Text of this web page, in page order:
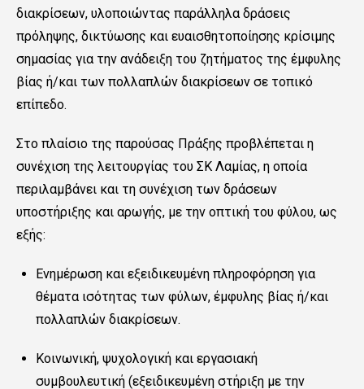
διακρίσεων, υλοποιώντας παράλληλα δράσεις
πρόληψης, δικτύωσης και ευαισθητοποίησης κρίσιμης
σημασίας για την ανάδειξη του ζητήματος της έμφυλης
βίας ή/και των πολλαπλών διακρίσεων σε τοπικό
επίπεδο.
Στο πλαίσιο της παρούσας Πράξης προβλέπεται η
συνέχιση της λειτουργίας του ΣΚ Λαμίας, η οποία
περιλαμβάνει και τη συνέχιση των δράσεων
υποστήριξης και αρωγής, με την οπτική του φύλου, ως
εξής:
Ενημέρωση και εξειδικευμένη πληροφόρηση για
θέματα ισότητας των φύλων, έμφυλης βίας ή/και
πολλαπλών διακρίσεων.
Κοινωνική, ψυχολογική και εργασιακή
συμβουλευτική (εξειδικευμένη στήριξη με την